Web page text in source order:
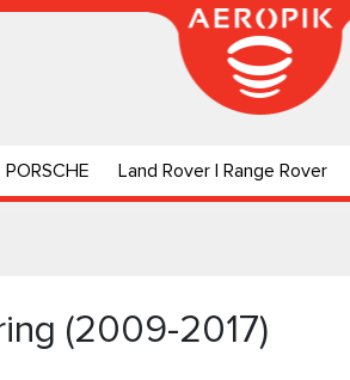
PORSCHE Land Rover | Range Rover
(2009-2017)